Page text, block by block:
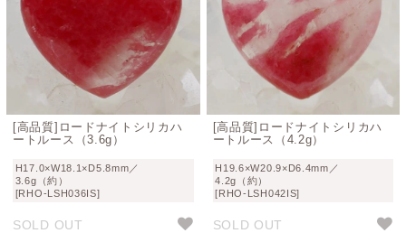
[高品質]ロードナイトシリカハ
ートルース（3.6g）
H17.0×W18.1×D5.8mm／
3.6g（約）
[RHO-LSH036IS]
SOLD OUT
[高品質]ロードナイトシリカハ
ートルース（4.2g）
H19.6×W20.9×D6.4mm／
4.2g（約）
[RHO-LSH042IS]
SOLD OUT